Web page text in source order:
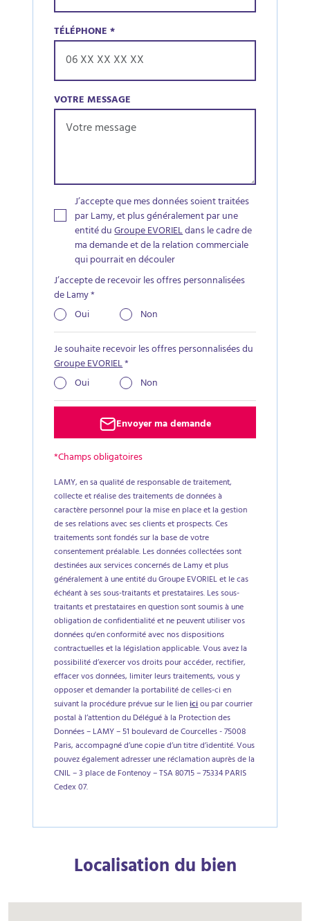
TÉLÉPHONE*
VOTRE MESSAGE
J’accepte que mes données soient traitées
par Lamy, et plus généralement par une
entité duGroupe EVORIELdans le cadre de
ma demande et de la relation commerciale
qui pourrait en découler
J’accepte de recevoir les offres personnalisées
de Lamy*
Oui
Non
Je souhaite recevoir les offres personnalisées du
Groupe EVORIEL*
Oui
Non
Envoyer ma demande
*Champs obligatoires
LAMY, en sa qualité de responsable de traitement,
collecte et réalise des traitements de données à
caractère personnel pour la mise en place et la gestion
de ses relations avec ses clients et prospects. Ces
traitements sont fondés sur la base de votre
consentement préalable. Les données collectées sont
destinées aux services concernés de Lamy et plus
généralement à une entité du Groupe EVORIEL et le cas
échéant à ses sous-traitants et prestataires. Les sous-
traitants et prestataires en question sont soumis à une
obligation de confidentialité et ne peuvent utiliser vos
données qu'en conformité avec nos dispositions
contractuelles et la législation applicable. Vous avez la
possibilité d’exercer vos droits pour accéder, rectifier,
effacer vos données, limiter leurs traitements, vous y
opposer et demander la portabilité de celles-ci en
suivant la procédure prévue sur le lieniciou par courrier
postal à l’attention du Délégué à la Protection des
Données – LAMY – 51 boulevard de Courcelles - 75008
Paris, accompagné d’une copie d’un titre d’identité. Vous
pouvez également adresser une réclamation auprès de la
CNIL – 3 place de Fontenoy – TSA 80715 – 75334 PARIS
Cedex 07.
Localisation du bien